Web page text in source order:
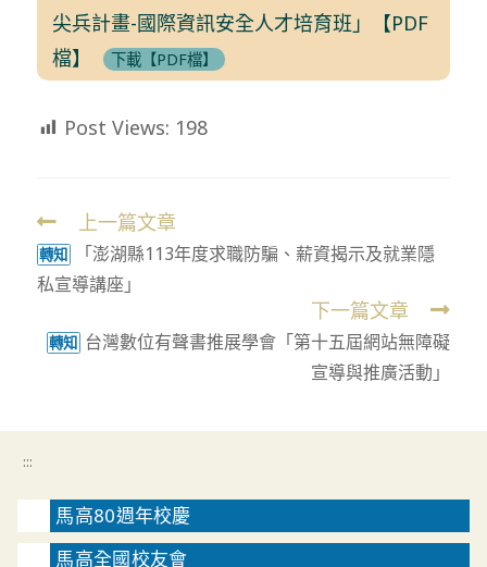
尖兵計畫-國際資訊安全人才培育班」【PDF
檔】
下載【PDF檔】
Post Views: 198
Read
more
articles
上一篇文章
轉知
「澎湖縣113年度求職防騙、薪資揭示及就業隱
私宣導講座」
下一篇文章
轉知 台灣數位有聲書推展學會「第十五屆網站無障礙
宣導與推廣活動」
:::
馬高80週年校慶
馬高全國校友會